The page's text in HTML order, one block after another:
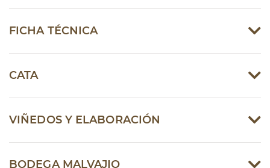
FICHA TÉCNICA
CATA
VIÑEDOS Y ELABORACIÓN
BODEGA MALVAJIO